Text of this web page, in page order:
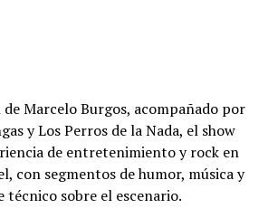
Marcelo Burgos, acompañado por
y Los Perros de la Nada, el show
de entretenimiento y rock en
con segmentos de humor, música y
técnico sobre el escenario.